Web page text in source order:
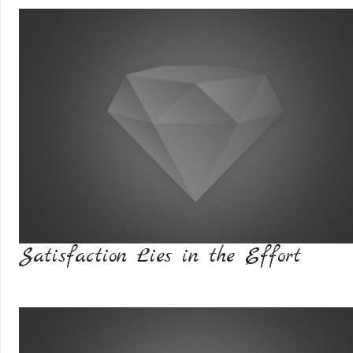
Satisfaction Lies in the Effort